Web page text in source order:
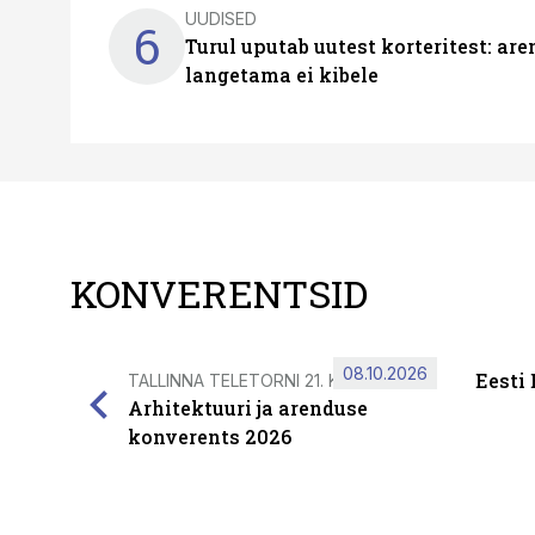
6 UUDISED
Turul uputab uutest korteritest:
langetama ei kibele
KONVERENTSID
TALLINNA TELETORNI 21. KORRUSEL
Arhitektuuri ja arenduse
konverents 2026
08.10.2026 Eesti